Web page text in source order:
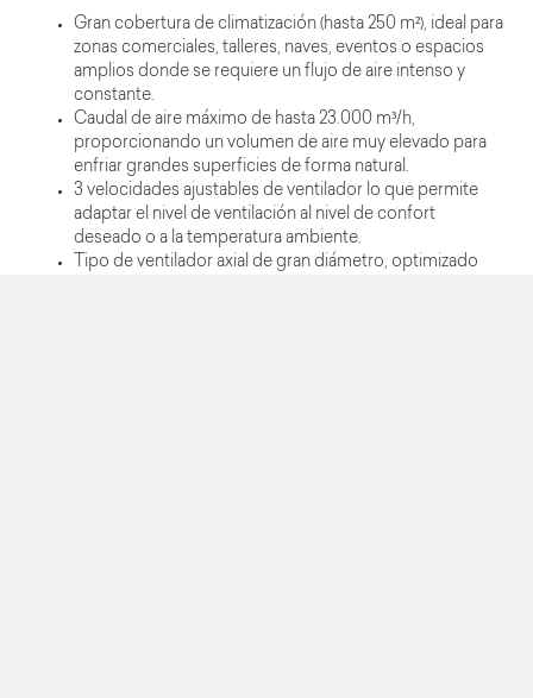
Gran cobertura de climatización (hasta 250 m²), ideal para
zonas comerciales, talleres, naves, eventos o espacios
amplios donde se requiere un flujo de aire intenso y
constante.
Caudal de aire máximo de hasta 23.000 m³/h,
proporcionando un volumen de aire muy elevado para
enfriar grandes superficies de forma natural.
3 velocidades ajustables de ventilador lo que permite
adaptar el nivel de ventilación al nivel de confort
deseado o a la temperatura ambiente.
Tipo de ventilador axial de gran diámetro, optimizado